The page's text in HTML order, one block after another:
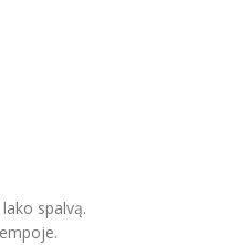
spalvą.